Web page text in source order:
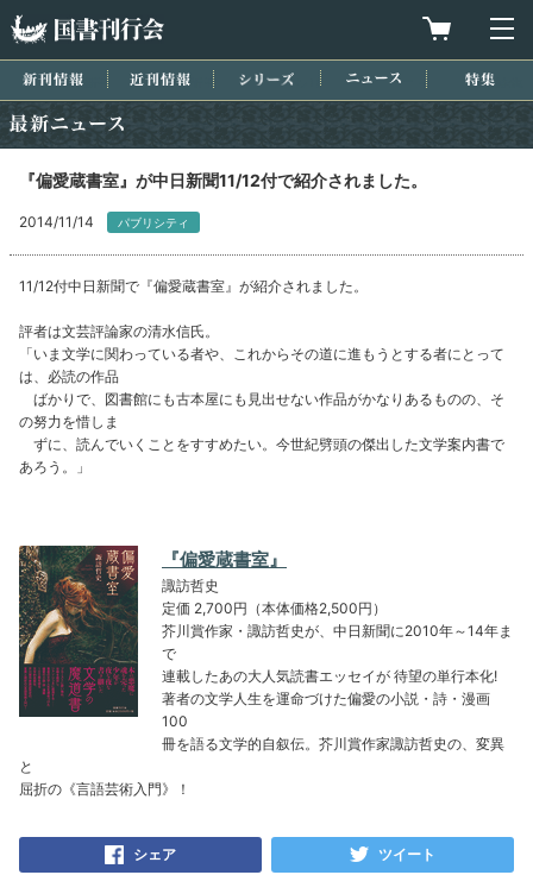
買物カゴを
新刊情報 近刊情報 シリーズ ニュース
『偏愛蔵書室』が中日新聞11/12付で紹介されました。
2014/11/14 パブリシティ
11/12付中日新聞で『偏愛蔵書室』が紹介されました。
評者は文芸評論家の清水信氏。
「いま文学に関わっている者や、これからその道に進もうとする者にとって
は、必読の作品
ばかりで、図書館にも古本屋にも見出せない作品がかなりあるものの、そ
の努力を惜しま
ずに、読んでいくことをすすめたい。今世紀劈頭の傑出した文学案内書で
あろう。」
『偏愛蔵書室』
諏訪哲史
定価 2,700円（本体価格2,500円）
芥川賞作家・諏訪哲史が、中日新聞に2010年～14年ま
で
連載したあの大人気読書エッセイが 待望の単行本化!
著者の文学人生を運命づけた偏愛の小説・詩・漫画
100
冊を語る文学的自叙伝。芥川賞作家諏訪哲史の、変異
と
屈折の《言語芸術入門》！
シェア ツイート